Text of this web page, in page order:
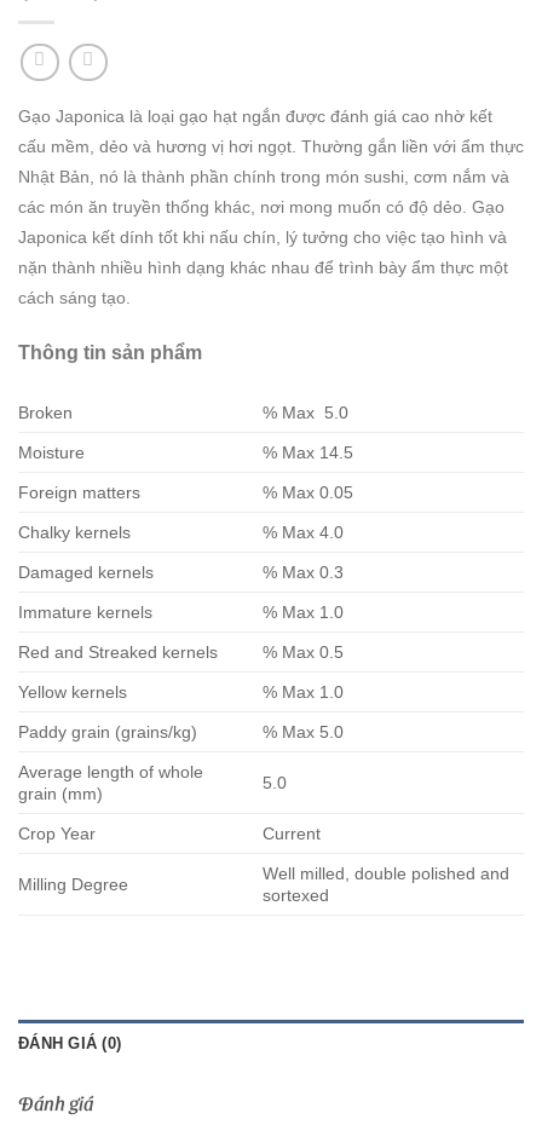
Gạo Japonica là loại gạo hạt ngắn được đánh giá cao nhờ kết
cấu mềm, dẻo và hương vị hơi ngọt. Thường gắn liền với ẩm thực
Nhật Bản, nó là thành phần chính trong món sushi, cơm nắm và
các món ăn truyền thống khác, nơi mong muốn có độ dẻo. Gạo
Japonica kết dính tốt khi nấu chín, lý tưởng cho việc tạo hình và
nặn thành nhiều hình dạng khác nhau để trình bày ẩm thực một
cách sáng tạo.
Thông tin sản phẩm
Broken % Max 5.0
Moisture % Max 14.5
Foreign matters % Max 0.05
Chalky kernels % Max 4.0
Damaged kernels % Max 0.3
Immature kernels % Max 1.0
Red and Streaked kernels % Max 0.5
Yellow kernels % Max 1.0
Paddy grain (grains/kg) % Max 5.0
Average length of whole
grain (mm)
5.0
Crop Year Current
Milling Degree
Well milled, double polished and
sortexed
ĐÁNH GIÁ (0)
Đánh giá